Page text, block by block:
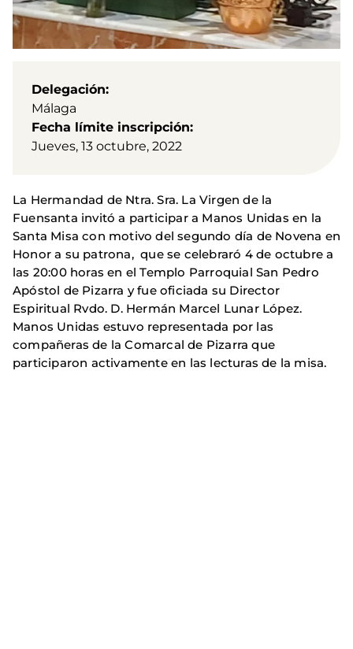
Delegación
Málaga
Fecha límite inscripción
Jueves, 13 octubre, 2022
La Hermandad de Ntra. Sra. La Virgen de la
Fuensanta invitó a participar a Manos Unidas en la
Santa Misa con motivo del segundo día de Novena en
Honor a su patrona, que se celebraró 4 de octubre a
las 20:00 horas en el Templo Parroquial San Pedro
Apóstol de Pizarra y fue oficiada su Director
Espiritual Rvdo. D. Hermán Marcel Lunar López.
Manos Unidas estuvo representada por las
compañeras de la Comarcal de Pizarra que
participaron activamente en las lecturas de la misa.